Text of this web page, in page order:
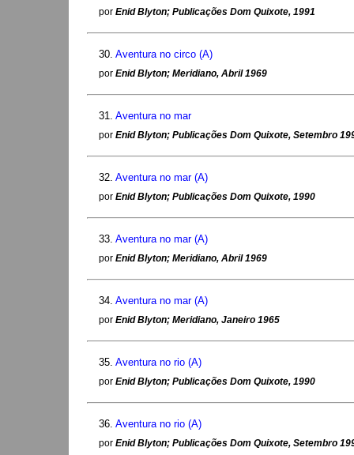
por Enid Blyton; Publicações Dom Quixote, 1991
30. Aventura no circo (A)
por Enid Blyton; Meridiano, Abril 1969
31. Aventura no mar
por Enid Blyton; Publicações Dom Quixote, Setembro
32. Aventura no mar (A)
por Enid Blyton; Publicações Dom Quixote, 1990
33. Aventura no mar (A)
por Enid Blyton; Meridiano, Abril 1969
34. Aventura no mar (A)
por Enid Blyton; Meridiano, Janeiro 1965
35. Aventura no rio (A)
por Enid Blyton; Publicações Dom Quixote, 1990
36. Aventura no rio (A)
por Enid Blyton; Publicações Dom Quixote, Setembro